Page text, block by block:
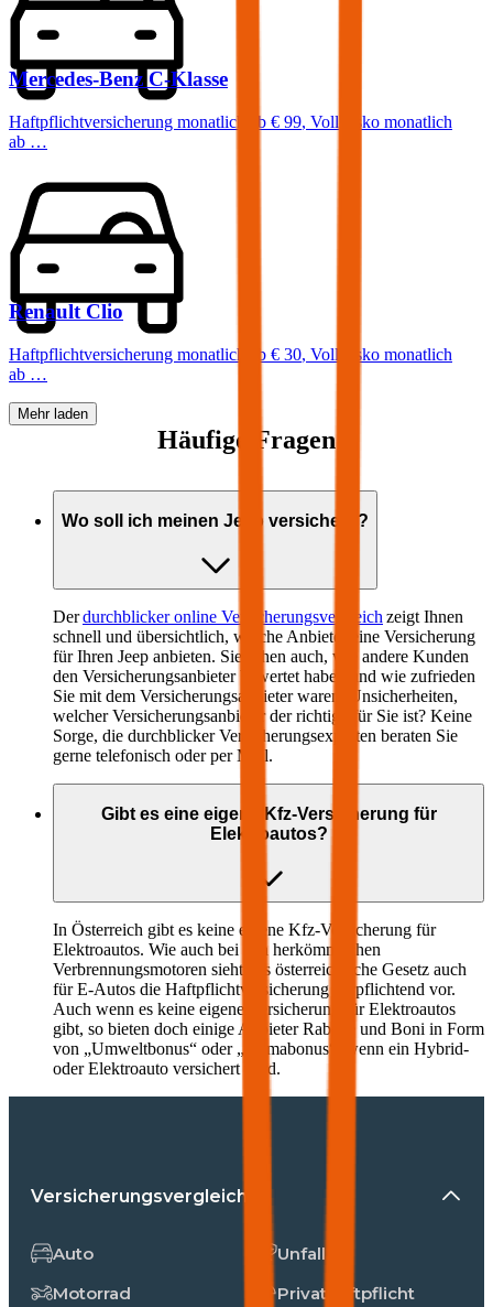
Mercedes-Benz C-Klasse
Haftpflichtversicherung monatlich ab € 99, Vollkasko monatlich
ab …
Renault Clio
Haftpflichtversicherung monatlich ab € 30, Vollkasko monatlich
ab …
Mehr laden
Häufige Fragen
Wo soll ich meinen Jeep versichern?
Derdurchblicker online Versicherungsvergleich zeigt Ihnen
schnell und übersichtlich, welche Anbieter eine Versicherung
für Ihren Jeep anbieten. Sie sehen auch, wie andere Kunden
den Versicherungsanbieter bewertet haben und wie zufrieden
Sie mit dem Versicherungsanbieter waren. Unsicherheiten,
welcher Versicherungsanbieter der richtige für Sie ist? Keine
Sorge, die durchblicker Versicherungsexperten beraten Sie
gerne telefonisch oder per Mail.
Gibt es eine eigene Kfz-Versicherung für
Elektroautos?
In Österreich gibt es keine eigene Kfz-Versicherung für
Elektroautos. Wie auch bei den herkömmlichen
Verbrennungsmotoren sieht das österreichische Gesetz auch
für E-Autos die Haftpflichtversicherung verpflichtend vor.
Auch wenn es keine eigene Versicherung für Elektroautos
gibt, so bieten doch einige Anbieter Rabatte und Boni in Form
von „Umweltbonus“ oder „Klimabonus“, wenn ein Hybrid-
oder Elektroauto versichert wird.
Versicherungsvergleiche
Auto
Motorrad
Unfall
Privathaftpflicht